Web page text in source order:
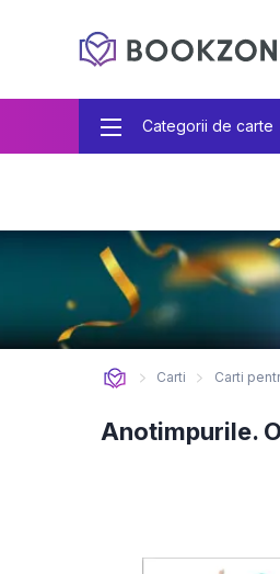
Categorii de carte
Carti Carti
Anotimpurile.